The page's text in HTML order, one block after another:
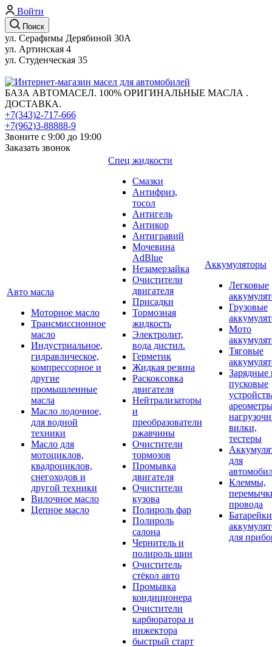
Войти
Поиск
ул. Серафимы Дерябиной 30А
ул. Артинская 4
ул. Студенческая 35
БАЗА АВТОМАСЕЛ. 100% ОРИГИНАЛЬНЫЕ МАСЛА .
ДОСТАВКА.
+7(343)2-717-666
+7(962)3-88888-9
Звоните с 9:00 до 19:00
Заказать звонок
Авто масла
Моторное масло
Трансмиссионное
масло
Индустриальное,
гидравлическое,
компрессорное и
другие
промышленные
масла
Масло лодочное,
для водной
техники
Масло для
мотоциклов,
квадроциклов,
снегоходов и
другой техники
Вилочное масло
Цепное масло
Спец жидкости
Смазки
Антифриз,
тосол
Антигель
Антикор
Антигравий
Мочевина
AdBlue
Незамерзайка
Очистители
двигателя
Присадки
Тормозная
жидкость
Электролит,
вода дистил.
Герметик
Жидкая резина
Раскоксовка
двигателя
Нейтрализаторы
и
преобразователи
ржавчины
Очистители
тормозов
Промывка
двигателя
Очистители
кузова
Полироль фар
Полироль
салона
Чернитель и
полироль шин
Очиститель
стёкол авто
Промывка
кондиционера
Очистители
карбюратора и
инжектора
быстрый старт
Аккумуляторы
Легковые
Грузовые
Мото
Тяговые
Зарядные
пусковые
вилки,
тестеры
для
Клеммы,
провода
для